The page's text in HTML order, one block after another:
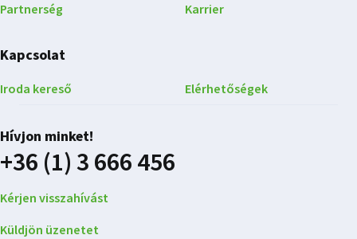
Partnerség Karrier
Kapcsolat
Iroda kereső Elérhetőségek
Hívjon minket!
+36 (1) 3 666 456
Kérjen visszahívást
Küldjön üzenetet